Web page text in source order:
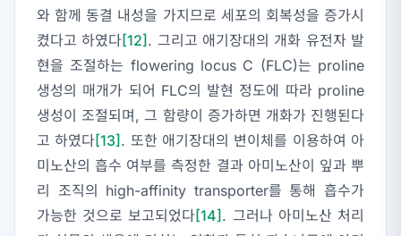
와 함께 동결 내성을 가지므로 세포의 회복성을 증가시
켰다고 하였다[12]. 그리고 애기장대의 개화 유전자 발
현을 조절하는 flowering locus C (FLC)는 proline
생성의 매개가 되어 FLC의 발현 정도에 따라 proline
생성이 조절되며, 그 함량이 증가하면 개화가 진행된다
고 하였다[13]. 또한 애기장대의 변이체를 이용하여 아
미노산의 흡수 여부를 측정한 결과 아미노산이 잎과 뿌
리 조직의 high-affinity transporter를 통해 흡수가
가능한 것으로 보고되었다[14]. 그러나 아미노산 처리